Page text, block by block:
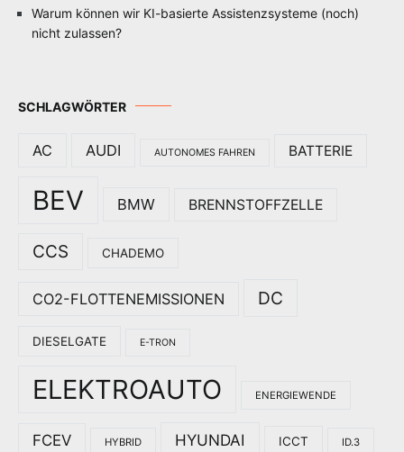
Warum können wir KI-basierte Assistenzsysteme (noch)
nicht zulassen?
SCHLAGWÖRTER
AC AUDI AUTONOMES FAHREN BATTERIE
BEV BMW BRENNSTOFFZELLE
CCS CHADEMO
CO2-FLOTTENEMISSIONEN DC
DIESELGATE E-TRON
ELEKTROAUTO ENERGIEWENDE
FCEV HYBRID HYUNDAI ICCT ID.3